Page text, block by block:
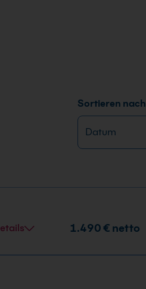
Sortieren nach
1.490 € netto